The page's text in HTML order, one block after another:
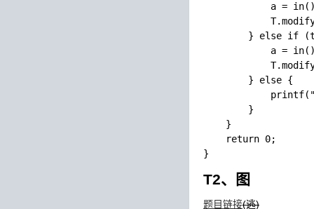
a =
} else if
a =
        } else {
        }
    }
    return 0;
T2、图
题目链接(逃)